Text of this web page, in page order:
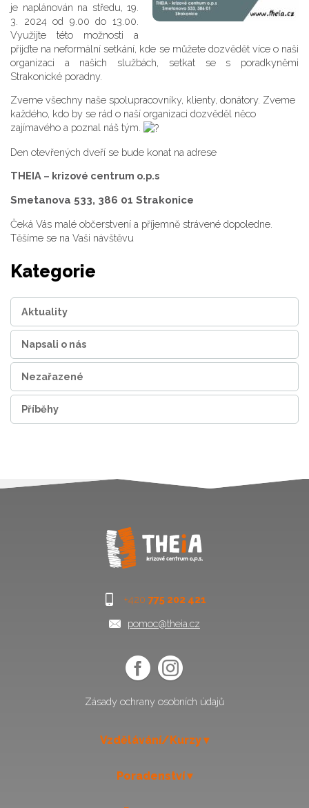
je naplánován na středu, 19.
3. 2024 od 9.00 do 13.00.
Využijte této možnosti a
přijďte na neformální setkání, kde se můžete dozvědět více o naši
organizaci a našich službách, setkat se s poradkyněmi
Strakonické poradny.
Zveme všechny naše spolupracovníky, klienty, donátory. Zveme
každého, kdo by se rád o naší organizaci dozvěděl něco
zajímavého a poznal náš tým.
Den otevřených dveří se bude konat na adrese
THEIA – krizové centrum o.p.s
Smetanova 533, 386 01 Strakonice
Čeká Vás malé občerstvení a příjemně strávené dopoledne.
Těšíme se na Vaši návštěvu
Kategorie
Aktuality
Napsali o nás
Nezařazené
Příběhy
+420 775 202 421
pomoc@theia.cz
Zásady ochrany osobních údajů
Vzdělávání/Kurzy
Poradenství